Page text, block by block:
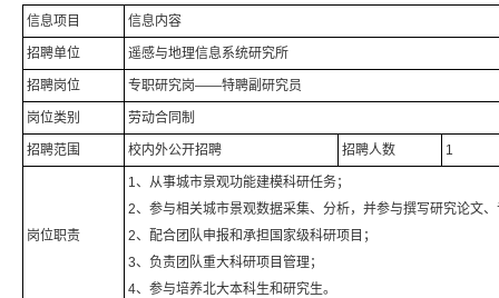
信息项目 信息内容
招聘单位 遥感与地理信息系统研究所
招聘岗位 专职研究岗——特聘副研究员
岗位类别 劳动合同制
招聘范围 校内外公开招聘 招聘人数 1
岗位职责
1、从事城市景观功能建模科研任务；
2、参与相关城市景观数据采集、分析，并参与撰写研究论文
2、配合团队申报和承担国家级科研项目；
3、负责团队重大科研项目管理；
4、参与培养北大本科生和研究生。